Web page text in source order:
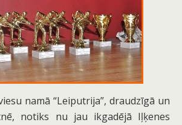
namā “Leiputrija”, draudzīgā un
notiks nu jau ikgadējā Iļķenes